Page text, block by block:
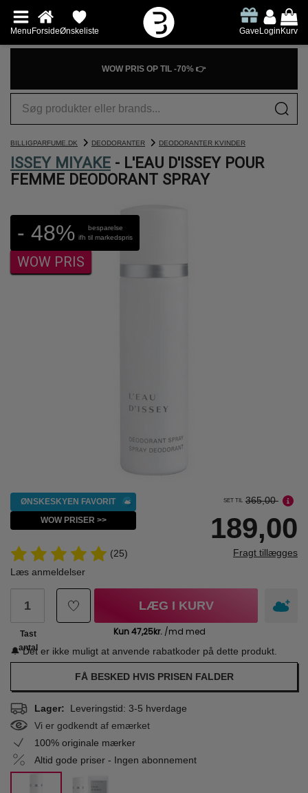
MenuForsideØnskeliste GaveLoginKurv
WOW PRIS OP TIL -70% 👉
BILLIGPARFUME.DK DEODORANTER DEODORANTER KVINDER
ISSEY MIYAKE - L'EAU D'ISSEY POUR
FEMME DEODORANT SPRAY
- 48%
besparelse
ifh til markedspris
WOW PRIS
ØNSKESKYEN FAVORIT
WOW PRISER >>
(25)
Læs anmeldelser
SET TIL 365,00
189,00
Fragt tillægges
Tast
antal
LÆG I KURV
🔔 Det er ikke muligt at anvende rabatkoder på dette produkt.
FÅ BESKED HVIS PRISEN FALDER
Lager: Leveringstid: 3-5 hverdage
Vi er godkendt af emærket
100% originale mærker
Altid gode priser - Ingen abonnement